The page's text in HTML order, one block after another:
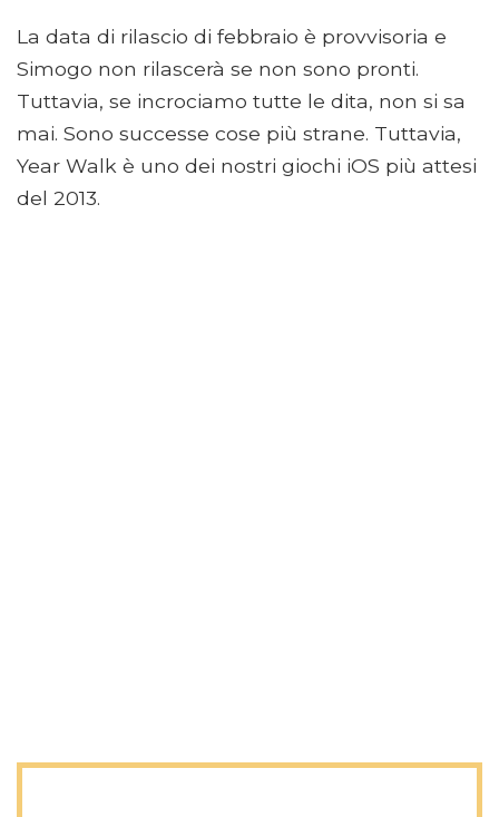
La data di rilascio di febbraio è provvisoria e
Simogo non rilascerà se non sono pronti.
Tuttavia, se incrociamo tutte le dita, non si sa
mai. Sono successe cose più strane. Tuttavia,
Year Walk è uno dei nostri giochi iOS più attesi
del 2013.